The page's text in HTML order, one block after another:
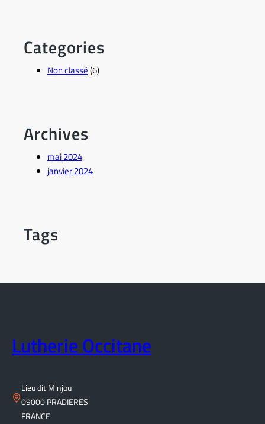
Categories
Non classé(6)
Archives
mai 2024
janvier 2024
Tags
Lutherie Occitane
Lieu dit Minjou
09000 PRADIERES
FRANCE